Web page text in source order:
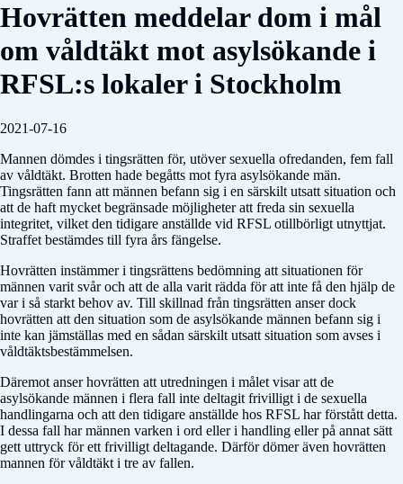
Hovrätten meddelar dom i mål
om våldtäkt mot asylsökande i
RFSL:s lokaler i Stockholm
2021-07-16
Mannen dömdes i tingsrätten för, utöver sexuella ofredanden, fem fall
av våldtäkt. Brotten hade begåtts mot fyra asylsökande män.
Tingsrätten fann att männen befann sig i en särskilt utsatt situation och
att de haft mycket begränsade möjligheter att freda sin sexuella
integritet, vilket den tidigare anställde vid RFSL otillbörligt utnyttjat.
Straffet bestämdes till fyra års fängelse.
Hovrätten instämmer i tingsrättens bedömning att situationen för
männen varit svår och att de alla varit rädda för att inte få den hjälp de
var i så starkt behov av. Till skillnad från tingsrätten anser dock
hovrätten att den situation som de asylsökande männen befann sig i
inte kan jämställas med en sådan särskilt utsatt situation som avses i
våldtäktsbestämmelsen.
Däremot anser hovrätten att utredningen i målet visar att de
asylsökande männen i flera fall inte deltagit frivilligt i de sexuella
handlingarna och att den tidigare anställde hos RFSL har förstått detta.
I dessa fall har männen varken i ord eller i handling eller på annat sätt
gett uttryck för ett frivilligt deltagande. Därför dömer även hovrätten
mannen för våldtäkt i tre av fallen.